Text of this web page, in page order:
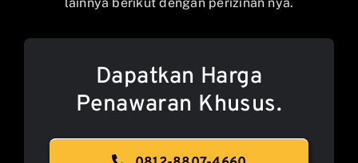
lainnya berikut dengan perizinan nya.
Dapatkan Harga
Penawaran Khusus.